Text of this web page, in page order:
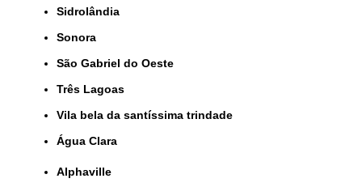
Sidrolândia
Sonora
São Gabriel do Oeste
Três Lagoas
Vila bela da santíssima trindade
Água Clara
Alphaville